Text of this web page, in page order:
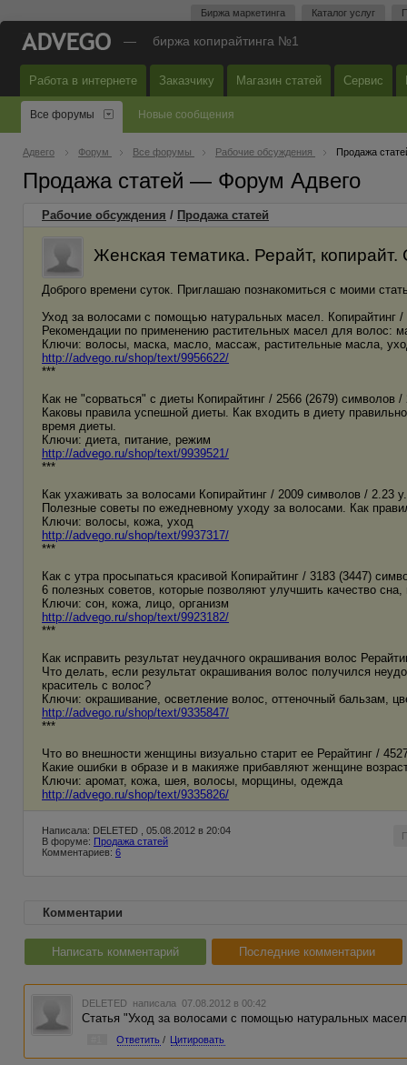
Биржа маркетинга Каталог услуг
— биржа копирайтинга №1
Работа в интернете Заказчику Магазин статей Сервис
Все форумы Новые сообщения
Адвего Форум Все форумы Рабочие обсуждения Продажа
Продажа статей — Форум Адвего
Рабочие обсуждения / Продажа статей
Женская тематика. Рерайт, копирайт.
Доброго времени суток. Приглашаю познакомиться с моими
Уход за волосами с помощью натуральных масел. Копирайтинг
Рекомендации по применению растительных масел для волос:
Ключи: волосы, маска, масло, массаж, растительные масла,
http://advego.ru/shop/text/9956622/
***
Как не "сорваться" с диеты Копирайтинг / 2566 (2679) символов /
Каковы правила успешной диеты. Как входить в диету
время диеты.
Ключи: диета, питание, режим
http://advego.ru/shop/text/9939521/
***
Как ухаживать за волосами Копирайтинг / 2009 символов / 2.23
Полезные советы по ежедневному уходу за волосами. Как
Ключи: волосы, кожа, уход
http://advego.ru/shop/text/9937317/
***
Как с утра просыпаться красивой Копирайтинг / 3183 (3447)
6 полезных советов, которые позволяют улучшить качество
Ключи: сон, кожа, лицо, организм
http://advego.ru/shop/text/9923182/
***
Как исправить результат неудачного окрашивания волос
Что делать, если результат окрашивания волос получился
краситель с волос?
Ключи: окрашивание, осветление волос, оттеночный бальзам,
http://advego.ru/shop/text/9335847/
***
Что во внешности женщины визуально старит ее Рерайтинг /
Какие ошибки в образе и в макияже прибавляют женщине
Ключи: аромат, кожа, шея, волосы, морщины, одежда
http://advego.ru/shop/text/9335826/
Написала: DELETED , 05.08.2012 в 20:04
В форуме: Продажа статей
Комментариев: 6
Комментарии
Написать комментарий Последние комментарии
DELETED написала 07.08.2012 в 00:42
Статья "Уход за волосами с помощью натуральных
Ответить / Цитировать